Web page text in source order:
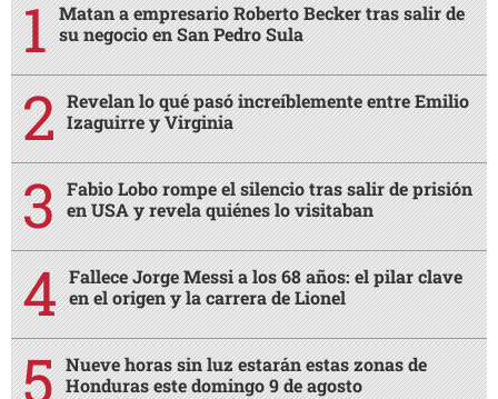
Matan a empresario Roberto Becker tras salir de
su negocio en San Pedro Sula
Revelan lo qué pasó increíblemente entre Emilio
Izaguirre y Virginia
Fabio Lobo rompe el silencio tras salir de prisión
en USA y revela quiénes lo visitaban
Fallece Jorge Messi a los 68 años: el pilar clave
en el origen y la carrera de Lionel
Nueve horas sin luz estarán estas zonas de
Honduras este domingo 9 de agosto